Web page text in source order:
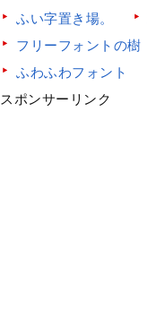
ふい字置き場。
フリーフォントの樹
ふわふわフォント
スポンサーリンク